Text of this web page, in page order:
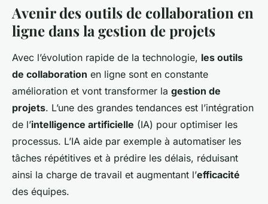
Avenir des outils de collaboration en
ligne dans la gestion de projets
Avec l’évolution rapide de la technologie, les outils
de collaboration en ligne sont en constante
amélioration et vont transformer la gestion de
projets. L’une des grandes tendances est l’intégration
de l’intelligence artificielle (IA) pour optimiser les
processus. L’IA aide par exemple à automatiser les
tâches répétitives et à prédire les délais, réduisant
ainsi la charge de travail et augmentant l’efficacité
des équipes.